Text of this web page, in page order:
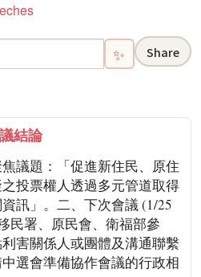
✨ Share
結論
議題：「促進新住民、原住
投票權人透過多元管道取得
訊」。二、下次會議 (1/25
民署、原民會、衛福部參
害關係人或團體及溝通聯繫
選會準備協作會議的行政相